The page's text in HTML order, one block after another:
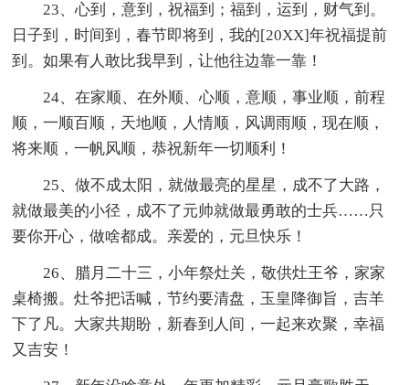
23、心到，意到，祝福到；福到，运到，财气到。
日子到，时间到，春节即将到，我的[20XX]年祝福提前
到。如果有人敢比我早到，让他往边靠一靠！
24、在家顺、在外顺、心顺，意顺，事业顺，前程
顺，一顺百顺，天地顺，人情顺，风调雨顺，现在顺，
将来顺，一帆风顺，恭祝新年一切顺利！
25、做不成太阳，就做最亮的星星，成不了大路，
就做最美的小径，成不了元帅就做最勇敢的士兵……只
要你开心，做啥都成。亲爱的，元旦快乐！
26、腊月二十三，小年祭灶关，敬供灶王爷，家家
桌椅搬。灶爷把话喊，节约要清盘，玉皇降御旨，吉羊
下了凡。大家共期盼，新春到人间，一起来欢聚，幸福
又吉安！